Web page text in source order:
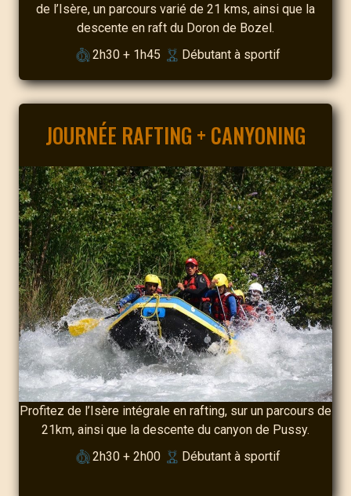
de l’Isère, un parcours varié de 21 kms, ainsi que la
descente en raft du Doron de Bozel.
2h30 + 1h45
Débutant à sportif
JOURNÉE RAFTING + CANYONING
Profitez de l’Isère intégrale en rafting, sur un parcours de
21km, ainsi que la descente du canyon de Pussy.
2h30 + 2h00
Débutant à sportif